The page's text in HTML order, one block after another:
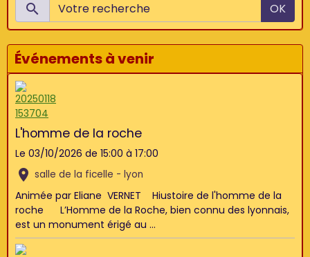
OK
Événements à venir
L'homme de la roche
Le 03/10/2026 de 15:00 à 17:00
salle de la ficelle - lyon
Animée par Eliane VERNET Hiustoire de l'homme de la
roche L’Homme de la Roche, bien connu des lyonnais,
est un monument érigé au ...